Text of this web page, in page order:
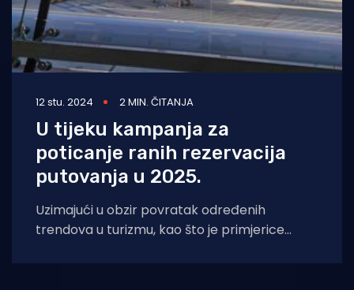
12 stu. 2024 2 MIN. ČITANJA
U tijeku kampanja za
poticanje ranih rezervacija
putovanja u 2025.
Uzimajući u obzir povratak određenih
trendova u turizmu, kao što je primjerice
minute ponudama, Hrvatska